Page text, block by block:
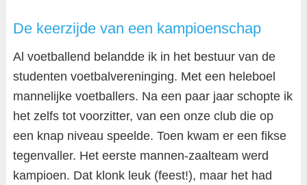
De keerzijde van een kampioenschap
Al voetballend belandde ik in het bestuur van de
studenten voetbalvereninging. Met een heleboel
mannelijke voetballers. Na een paar jaar schopte ik
het zelfs tot voorzitter, van een onze club die op
een knap niveau speelde. Toen kwam er een fikse
tegenvaller. Het eerste mannen-zaalteam werd
kampioen. Dat klonk leuk (feest!), maar het had